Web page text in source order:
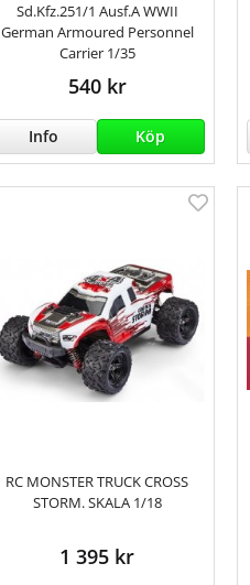
Sd.Kfz.251/1 Ausf.A WWII
German Armoured Personnel
Carrier 1/35
540 kr
Info Köp
RC MONSTER TRUCK CROSS
STORM. SKALA 1/18
1 395 kr